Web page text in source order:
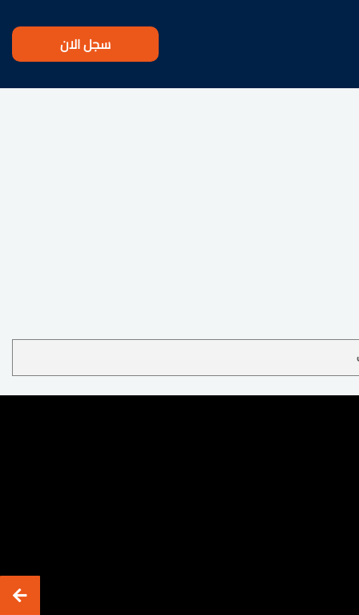
سجل الان